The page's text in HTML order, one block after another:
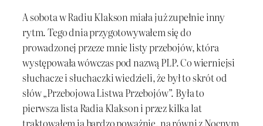
A sobota w Radiu Klakson miała już zupełnie inny
rytm. Tego dnia przygotowywałem się do
prowadzonej przeze mnie listy przebojów, która
występowała wówczas pod nazwą PLP. Co wierniejsi
słuchacze i słuchaczki wiedzieli, że był to skrót od
słów „Przebojowa Listwa Przebojów”. Była to
pierwsza lista Radia Klakson i przez kilka lat
traktowałem ją bardzo poważnie, na równi z Nocnym